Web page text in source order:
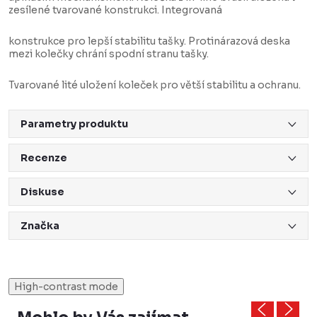
zesílené tvarované konstrukci. Integrovaná
konstrukce pro lepší stabilitu tašky. Protinárazová deska
mezi kolečky chrání spodní stranu tašky.
Tvarované lité uložení koleček pro větší stabilitu a ochranu.
Parametry produktu
Recenze
Diskuse
Značka
High-contrast mode